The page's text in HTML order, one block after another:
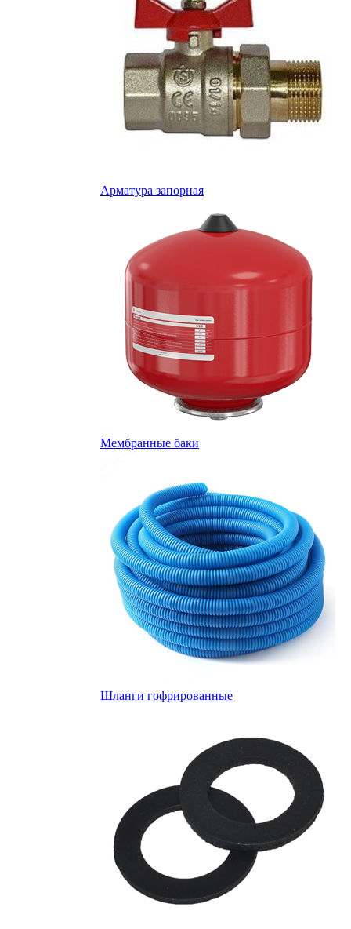
Арматура запорная
Мембранные баки
Шланги гофрированные